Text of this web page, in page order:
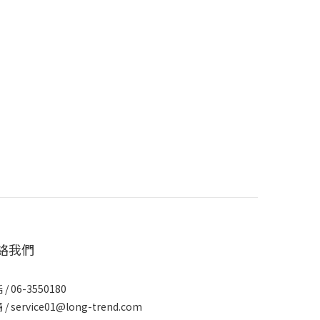
我們
/ 06-3550180
/ service01@long-trend.com